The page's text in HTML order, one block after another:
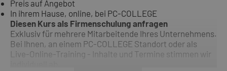
Preis auf Angebot
In ihrem Hause, online, bei PC-COLLEGE
Diesen Kurs als Firmenschulung anfragen
Exklusiv für mehrere Mitarbeitende Ihres Unternehmens.
Bei Ihnen, an einem PC-COLLEGE Standort oder als
Live-Online-Training - Inhalte und Termine stimmen wir